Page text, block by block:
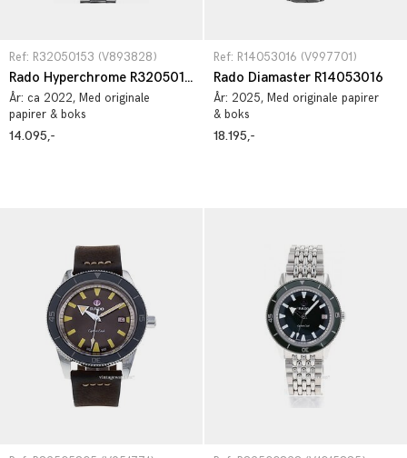
Ref: R32050153 (V893828)
Rado Hyperchrome R32050153
År: ca 2022, Med originale
papirer & boks
14.095,-
Ref: R14053016 (V997701)
Rado Diamaster R14053016
År: 2025, Med originale papirer
& boks
18.195,-